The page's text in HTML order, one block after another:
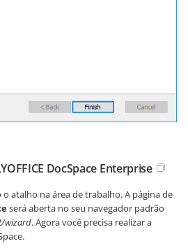
DocSpace Enterprise
o atalho na área de trabalho. A página de
será aberta no seu navegador padrão
wizard. Agora você precisa realizar a